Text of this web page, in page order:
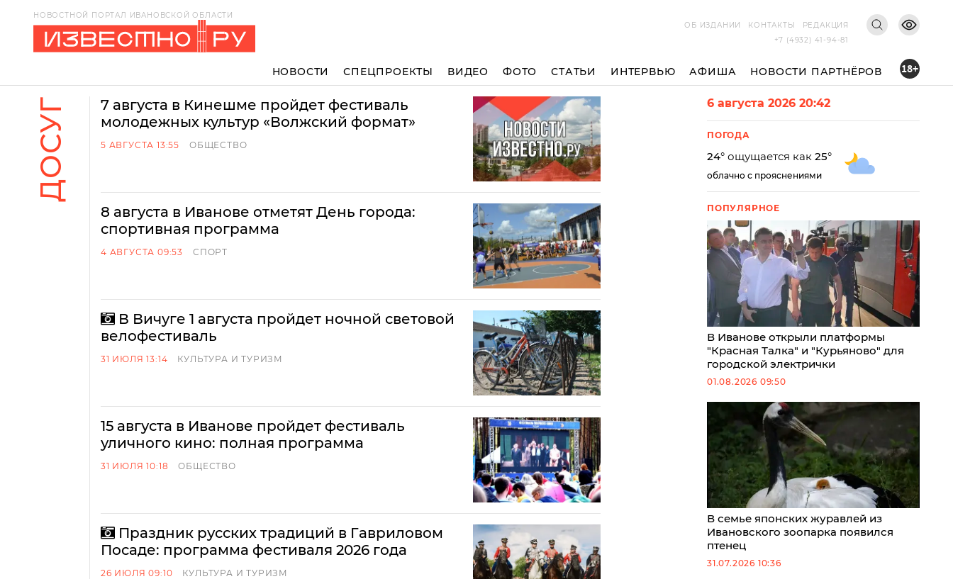
НОВОСТНОЙ ПОРТАЛ ИВАНОВСКОЙ ОБЛАСТИ
ОБ ИЗДАНИИ
КОНТАКТЫ
РЕДАКЦИЯ
+7 (4932) 41-94-81
НОВОСТИ СПЕЦПРОЕКТЫ ВИДЕО ФОТО СТАТЬИ ИНТЕРВЬЮ АФИША НОВОСТИ ПАРТНЁРОВ 18+
ДОСУГ
7 августа в Кинешме пройдет фестиваль
молодежных культур «Волжский формат»
5 АВГУСТА 13:55 ОБЩЕСТВО
8 августа в Иванове отметят День города:
спортивная программа
4 АВГУСТА 09:53 СПОРТ
В Вичуге 1 августа пройдет ночной световой
велофестиваль
31 ИЮЛЯ 13:14 КУЛЬТУРА И ТУРИЗМ
15 августа в Иванове пройдет фестиваль
уличного кино: полная программа
31 ИЮЛЯ 10:18 ОБЩЕСТВО
Праздник русских традиций в Гавриловом
Посаде: программа фестиваля 2026 года
26 ИЮЛЯ 09:10 КУЛЬТУРА И ТУРИЗМ
6 августа 2026 20:42
ПОГОДА
24° ощущается как 25°
облачно с прояснениями
ПОПУЛЯРНОЕ
В Иванове открыли платформы
"Красная Талка" и "Курьяново" для
городской электрички
01.08.2026 09:50
В семье японских журавлей из
Ивановского зоопарка появился
птенец
31.07.2026 10:36